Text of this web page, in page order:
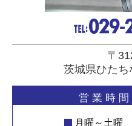
〒
茨城県ひた
営 業 時
月曜～土曜